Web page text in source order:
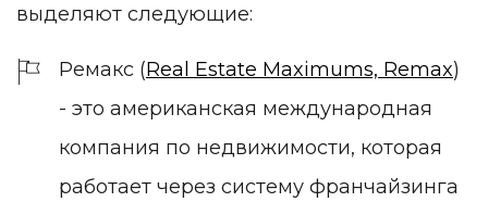
выделяют следующие:
Ремакс (Real Estate Maximums, Remax)
- это американская международная
компания по недвижимости, которая
работает через систему франчайзинга